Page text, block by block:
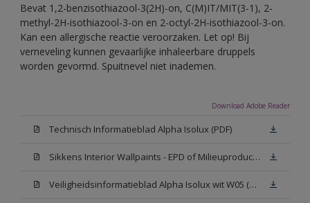
Bevat 1,2-benzisothiazool-3(2H)-on, C(M)IT/MIT(3-1), 2-
methyl-2H-isothiazool-3-on en 2-octyl-2H-isothiazool-3-on.
Kan een allergische reactie veroorzaken. Let op! Bij
verneveling kunnen gevaarlijke inhaleerbare druppels
worden gevormd. Spuitnevel niet inademen.
Download Adobe Reader
Technisch Informatieblad Alpha Isolux (PDF)
Sikkens Interior Wallpaints - EPD of Milieuproductverklaring
Veiligheidsinformatieblad Alpha Isolux wit W05 (SDS)